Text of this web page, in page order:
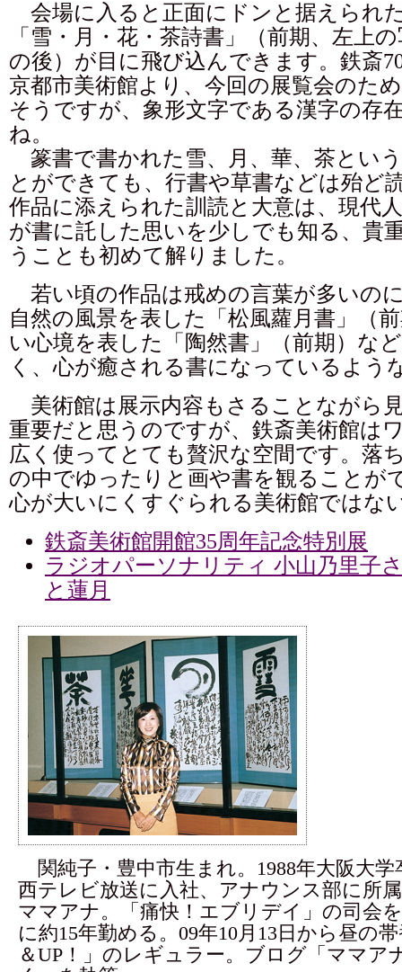
会場に入ると正面にドンと据えられ
「雪・月・花・茶詩書」（前期、左上
の後）が目に飛び込んできます。鉄斎
京都市美術館より、今回の展覧会のた
そうですが、象形文字である漢字の存
ね。
篆書で書かれた雪、月、華、茶とい
とができても、行書や草書などは殆ど
作品に添えられた訓読と大意は、現代
が書に託した思いを少しでも知る、貴
うことも初めて解りました。
若い頃の作品は戒めの言葉が多いの
自然の風景を表した「松風蘿月書」（
い心境を表した「陶然書」（前期）な
く、心が癒される書になっているよう
美術館は展示内容もさることながら
重要だと思うのですが、鉄斎美術館は
広く使ってとても贅沢な空間です。落
の中でゆったりと画や書を観ることが
心が大いにくすぐられる美術館ではな
鉄斎美術館開館35周年記念特別展
ラジオパーソナリティ 小山乃里子
と蓮月
関純子・豊中市生まれ。1988年大阪大学
西テレビ放送に入社、アナウンス部に所
ママアナ。「痛快！エブリデイ」の司会
に約15年勤める。09年10月13日から昼の
＆UP！」のレギュラー。ブログ「ママア